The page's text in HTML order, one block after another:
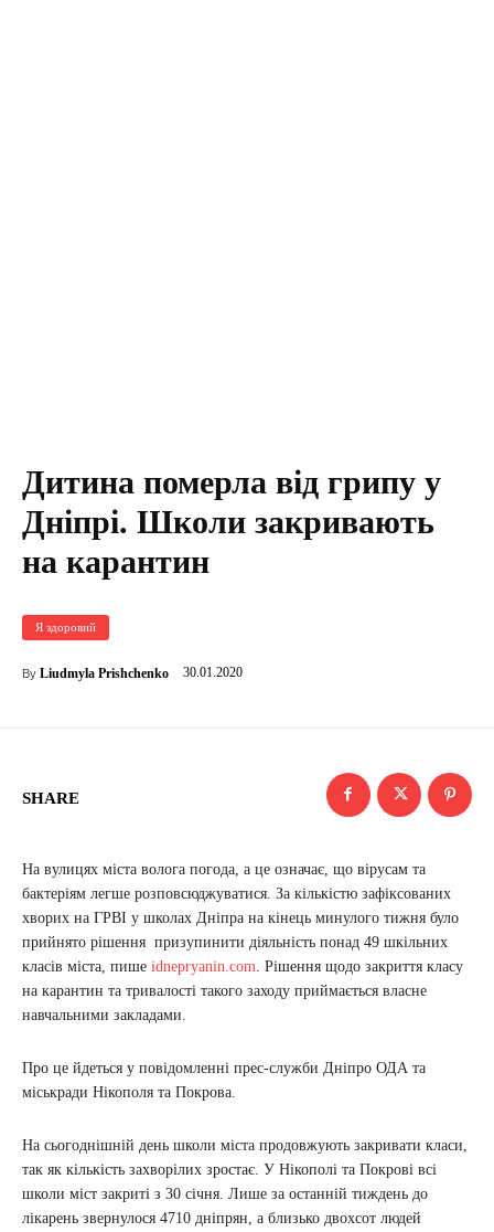
Дитина померла від грипу у
Дніпрі. Школи закривають
на карантин
Я здоровий
By Liudmyla Prishchenko 30.01.2020
SHARE
На вулицях міста волога погода, а це означає, що вірусам та
бактеріям легше розповсюджуватися. За кількістю зафіксованих
хворих на ГРВІ у школах Дніпра на кінець минулого тижня було
прийнято рішення призупинити діяльність понад 49 шкільних
класів міста, пише idnepryanin.com . Рішення щодо закриття класу
на карантин та тривалості такого заходу приймається власне
навчальними закладами.
Про це йдеться у повідомленні прес-служби Дніпро ОДА та
міськради Нікополя та Покрова.
На сьогоднішній день школи міста продовжують закривати класи,
так як кількість захворілих зростає. У Нікополі та Покрові всі
школи міст закриті з 30 січня. Лише за останній тиждень до
лікарень звернулося 4710 дніпрян, а близько двохсот людей